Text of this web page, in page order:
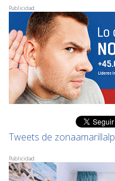
Publicidad
Tweets de zonaamarillalp
Publicidad